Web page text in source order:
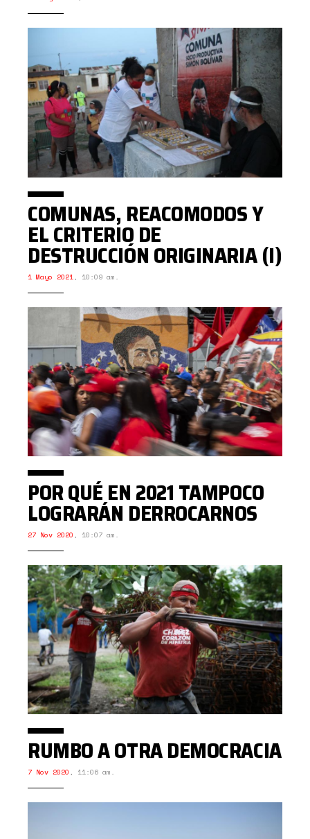
COMUNAS, REACOMODOS Y
EL CRITERIO DE
DESTRUCCIÓN ORIGINARIA (I)
1 Mayo 2021, 10:09 am.
POR QUÉ EN 2021 TAMPOCO
LOGRARÁN DERROCARNOS
27 Nov 2020 , 10:07 am.
RUMBO A OTRA DEMOCRACIA
7 Nov 2020 , 11:06 am.